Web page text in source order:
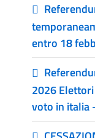
entro 18
2026
voto in italia